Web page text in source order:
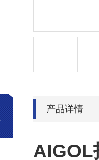
产品详情
AIGOL